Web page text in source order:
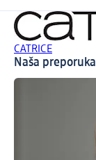
CATRICE
Naša preporuka